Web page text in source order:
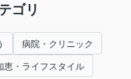
ゴリ
病院・クリニック
恵・ライフスタイル